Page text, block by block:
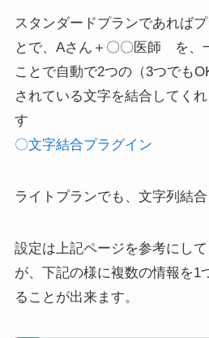
スタンダードプランであれば
とで、Aさん＋〇〇医師 を、
ことで自動で2つの（3つでも
されている文字を結合してく
す
〇文字結合プラグイン
ライトプランでも、文字列結
設定は上記ページを参考にし
が、下記の様に複数の情報を1
ることが出来ます。